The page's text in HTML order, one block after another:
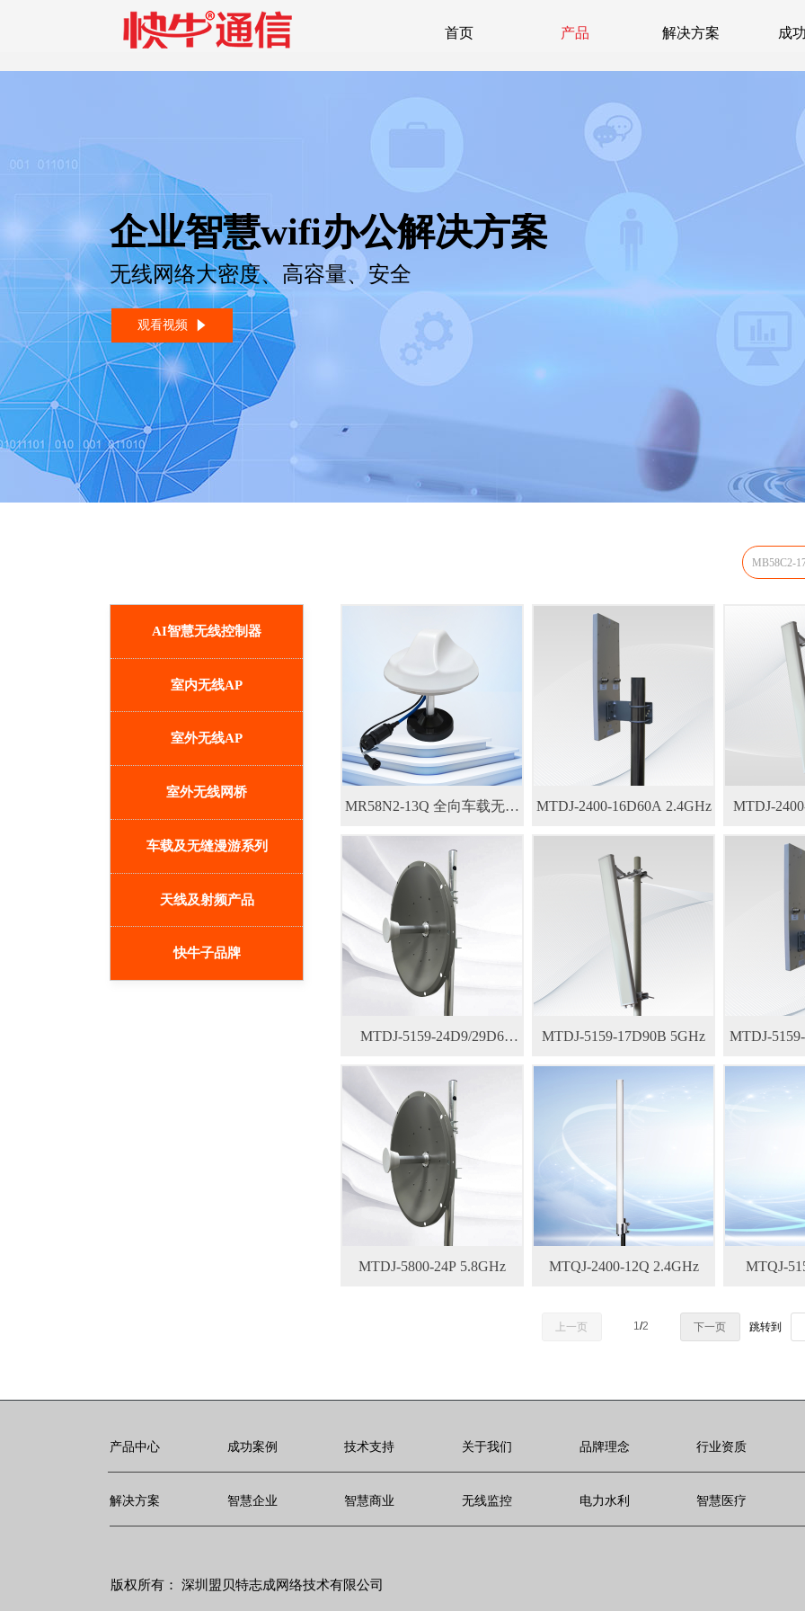
首页 产品 解决方案 成
企业智慧wifi办公解决方案
无线网络大密度、高容量、安全
AI智慧无线控制器
室内无线AP
室外无线AP
室外无线网桥
车载及无缝漫游系列
天线及射频产品
快牛子品牌
观看视频 념
MR58N2-13Q 全向车载无线
AP
MTDJ-2400-16D60A 2.4GHz MTDJ-
MTDJ-5159-24D9/29D6
5GHz
MTDJ-5159-17D90B 5GHz MTDJ-
MTDJ-5800-24P 5.8GHz MTQJ-2400-12Q 2.4GHz MTQJ-
上一页 1/2 下一页 跳转到
解决方案 智慧企业 智慧商业 无线监控 电力水利 智慧医疗
版权所有： 深圳盟贝特志成网络技术有限公司
产品中心 成功案例 技术支持 关于我们 品牌理念 行业资质